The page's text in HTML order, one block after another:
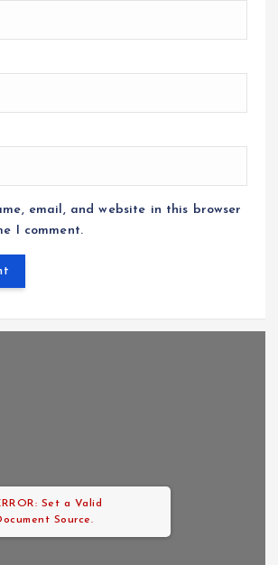
email, and website in this browser
I comment.
Set a Valid
Source.